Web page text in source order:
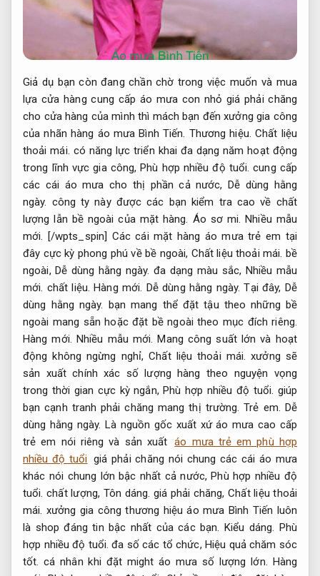
Giả dụ bạn còn đang chần chờ trong việc muốn và mua
lựa cửa hàng cung cấp áo mưa con nhỏ giá phải chăng
cho cửa hàng của mình thì mách bạn đến xưởng gia công
của nhãn hàng áo mưa Bình Tiến. Thương hiệu. Chất liệu
thoải mái. có năng lực triển khai đa dạng năm hoạt động
trong lĩnh vực gia công,Phù hợp nhiều độ tuổi. cung cấp
các cái áo mưa cho thị phần cả nước,Dễ dùng hằng
ngày. công ty này được các bạn kiểm tra cao về chất
lượng lẫn bề ngoài của mặt hàng. Áo sơ mi. Nhiều mẫu
mới. [/wpts_spin] Các cái mặt hàng áo mưa trẻ em tại
đây cực kỳ phong phú về bề ngoài, Chất liệu thoải mái. bề
ngoài,Dễ dùng hằng ngày. đa dạng màu sắc, Nhiều mẫu
mới. chất liệu.Hàng mới. Dễ dùng hằng ngày. Tại đây, Dễ
dùng hằng ngày. bạn mang thể đặt tậu theo những bề
ngoài mang sẵn hoặc đặt bề ngoài theo mục đích riêng.
Hàng mới. Nhiều mẫu mới. Mang công suất lớn và hoạt
động không ngừng nghỉ,Chất liệu thoải mái. xưởng sẽ
sản xuất chính xác số lượng hàng theo nguyện vọng
trong thời gian cực kỳ ngắn,Phù hợp nhiều độ tuổi. giúp
bạn cạnh tranh phải chăng mang thị trường.Trẻ em. Dễ
dùng hằng ngày. Là nguồn gốc xuất xứ áo mưa cao cấp
trẻ em nói riêng và sản xuất áo mưa trẻ em phù hợp
nhiều độ tuổi giá phải chăng nói chung các cái áo mưa
khác nói chung lớn bậc nhất cả nước,Phù hợp nhiều độ
tuổi. chất lượng, Tôn dáng. giá phải chăng,Chất liệu thoải
mái. xưởng gia công thương hiệu áo mưa Bình Tiến luôn
là shop đáng tin bậc nhất của các bạn. Kiểu dáng. Phù
hợp nhiều độ tuổi. đa số các tổ chức, Hiệu quả chăm sóc
tốt. cá nhân khi đặt might áo mưa số lượng lớn. Hàng